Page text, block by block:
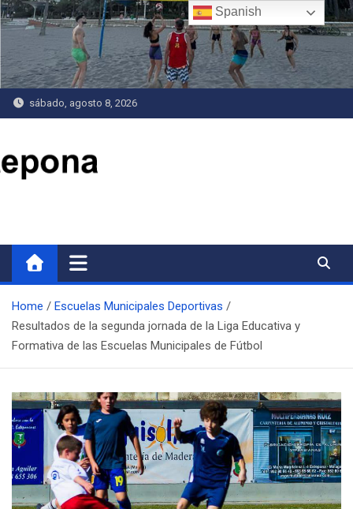
Saltar
al
contenido
sábado, agosto 8, 2026
Home
Escuelas Municipales Deportivas
Resultados de la segunda jornada de la Liga Educativa y
Formativa de las Escuelas Municipales de Fútbol
Spanish